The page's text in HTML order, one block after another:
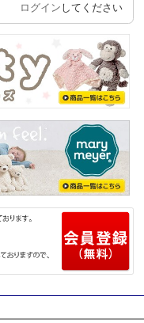
ログイン してください